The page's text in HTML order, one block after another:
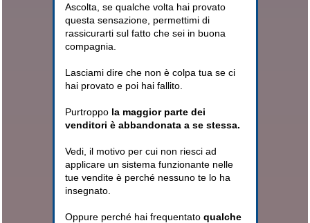
Ascolta, se qualche volta hai provato
questa sensazione, permettimi di
rassicurarti sul fatto che sei in buona
compagnia.
Lasciami dire che non è colpa tua se ci
hai provato e poi hai fallito.
Purtroppo la maggior parte dei
venditori è abbandonata a se stessa.
Vedi, il motivo per cui non riesci ad
applicare un sistema funzionante nelle
tue vendite è perché nessuno te lo ha
insegnato.
Oppure perché hai frequentato qualche